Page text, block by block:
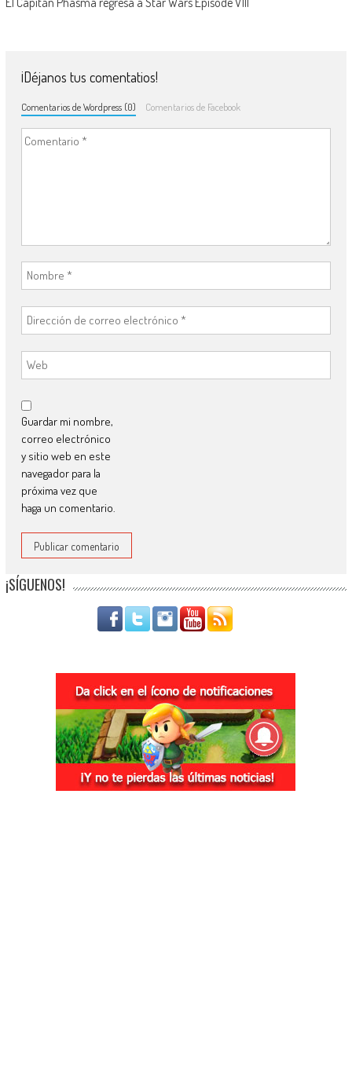
¡Déjanos tus comentatios!
Comentarios de Wordpress (0) Comentarios de Facebook
Guardar mi nombre,
correo electrónico
y sitio web en este
navegador para la
próxima vez que
haga un comentario.
¡SÍGUENOS!